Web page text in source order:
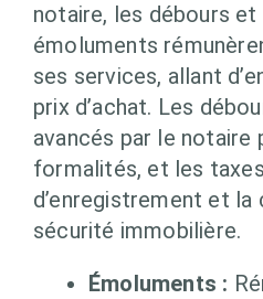
notaire, les débours et
émoluments
ses services, allant
prix d’achat. Les
avancés par le notaire
formalités, et les
d’enregistrement et
sécurité immobilière.
Émoluments :